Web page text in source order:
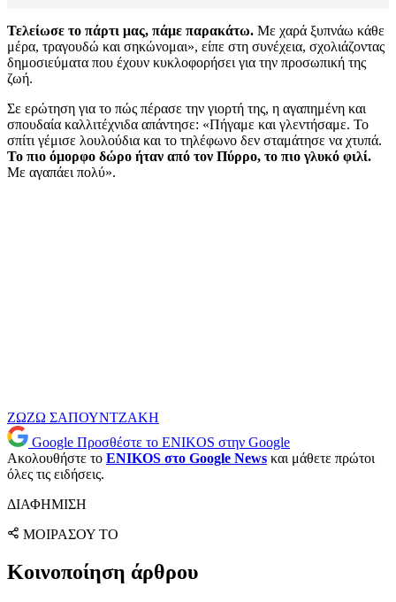
Τελείωσε το πάρτι μας, πάμε παρακάτω. Με χαρά ξυπνάω κάθε
μέρα, τραγουδώ και σηκώνομαι», είπε στη συνέχεια, σχολιάζοντας
δημοσιεύματα που έχουν κυκλοφορήσει για την προσωπική της
ζωή.
Σε ερώτηση για το πώς πέρασε την γιορτή της, η αγαπημένη και
σπουδαία καλλιτέχνιδα απάντησε: «Πήγαμε και γλεντήσαμε. Το
σπίτι γέμισε λουλούδια και το τηλέφωνο δεν σταμάτησε να χτυπά.
Το πιο όμορφο δώρο ήταν από τον Πύρρο, το πιο γλυκό φιλί.
Με αγαπάει πολύ».
ΖΩΖΩ ΣΑΠΟΥΝΤΖΑΚΗ
Google Προσθέστε το ENIKOS στην Google
Ακολουθήστε το ENIKOS στο Google News και μάθετε πρώτοι
όλες τις ειδήσεις.
ΔΙΑΦΗΜΙΣΗ
ΜΟΙΡΑΣΟΥ ΤΟ
Κοινοποίηση άρθρου